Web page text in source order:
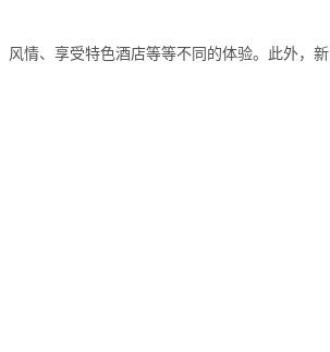
情、享受特色酒店等等不同的体验。此外，新